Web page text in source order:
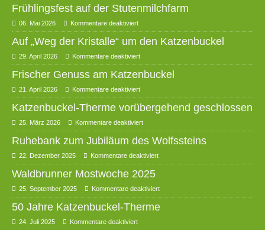
Frühlingsfest auf der Stutenmilchfarm
06. Mai 2026 Kommentare deaktiviert
Auf „Weg der Kristalle“ um den Katzenbuckel
29. April 2026 Kommentare deaktiviert
Frischer Genuss am Katzenbuckel
21. April 2026 Kommentare deaktiviert
Katzenbuckel-Therme vorübergehend geschlossen
25. März 2026 Kommentare deaktiviert
Ruhebank zum Jubiläum des Wolfssteins
22. Dezember 2025 Kommentare deaktiviert
Waldbrunner Mostwoche 2025
25. September 2025 Kommentare deaktiviert
50 Jahre Katzenbuckel-Therme
24. Juli 2025 Kommentare deaktiviert